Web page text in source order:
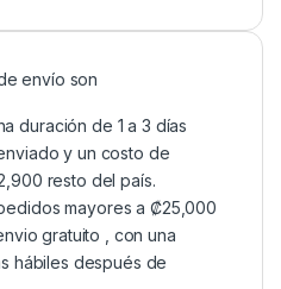
envío son
duración de 1 a 3 días
y un costo de
resto del país.
mayores a ₡25,000
gratuito , con una
hábiles después de